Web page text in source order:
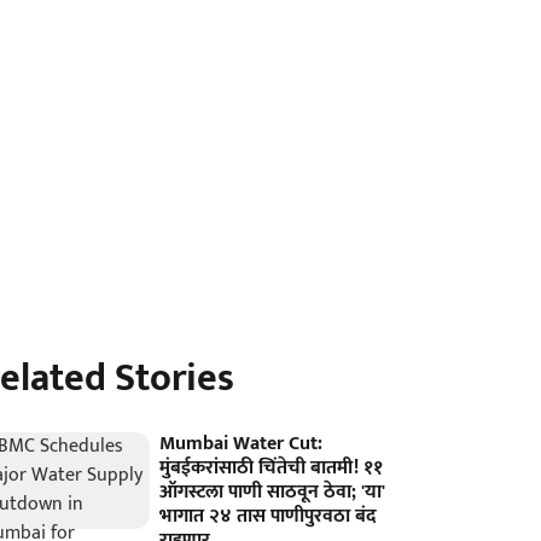
Stories
Mumbai Water Cut:
मुंबईकरांसाठी चिंतेची बातमी! ११
ऑगस्टला पाणी साठवून ठेवा; 'या'
भागात २४ तास पाणीपुरवठा बंद